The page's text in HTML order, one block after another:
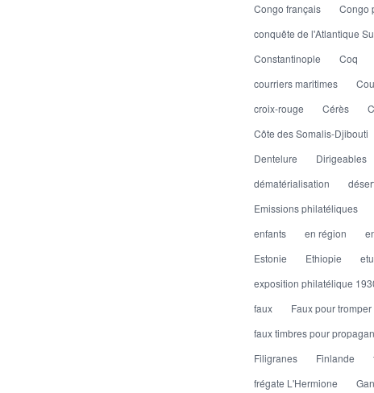
Congo français
Congo
conquête de l'Atlantique
Constantinople
Coq
courriers maritimes
croix-rouge
Cérès
Côte des Somalis-Djibouti
Dentelure
Dirigeables
dématérialisation
Emissions philatéliques
enfants
en région
Estonie
Ethiopie
exposition philatélique
faux
Faux pour
faux timbres pour
Filigranes
Finlande
frégate L'Hermione